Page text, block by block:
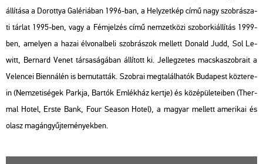
ál­lí­tá­sa a Do­rottya Ga­lé­ri­á­ban 1996-ban, a Hely­zet­képcímű nagy szob­rá­sza­
ti tár­lat 1995-ben, vagy a Fém­jel­zéscímű nem­zet­kö­zi szo­bor­ki­ál­lí­tás 1999-
ben, ame­lyen a hazai él­vo­nal­be­li szob­rá­szok mel­lett Do­nald Judd, Sol Le­
witt, Ber­nard Venet tár­sa­sá­gá­ban ál­lí­tott ki. Jel­leg­ze­tes macs­ka­szob­ra­it a
Ve­len­cei Bi­en­ná­lén is be­mu­tat­ták. Szob­rai meg­ta­lál­ha­tók Bu­da­pest köz­te­re­
in (Nem­ze­ti­sé­gek Park­ja, Bar­tók Em­lék­ház kert­je) és köz­épü­le­te­i­ben (Ther­
mal Hotel, Erste Bank, Four Sea­son Hotel), a ma­gyar mel­lett ame­ri­kai és
olasz ma­gán­gyűj­te­mé­nyek­ben.